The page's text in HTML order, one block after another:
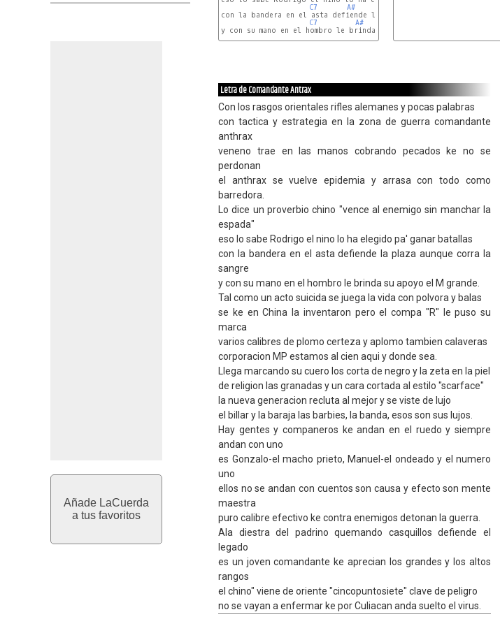
Añade LaCuerda
a tus favoritos
C7
A#
con la bandera en el asta defiende la plaza aunque corra la sangre
C7
A#
y con su mano en el hombro le brinda su apoyo el M grande.
Letra de Comandante Antrax
Con los rasgos orientales rifles alemanes y pocas palabras
con tactica y estrategia en la zona de guerra comandante
anthrax
veneno trae en las manos cobrando pecados ke no se
perdonan
el anthrax se vuelve epidemia y arrasa con todo como
barredora.
Lo dice un proverbio chino "vence al enemigo sin manchar la
espada"
eso lo sabe Rodrigo el nino lo ha elegido pa' ganar batallas
con la bandera en el asta defiende la plaza aunque corra la
sangre
y con su mano en el hombro le brinda su apoyo el M grande.
Tal como un acto suicida se juega la vida con polvora y balas
se ke en China la inventaron pero el compa "R" le puso su
marca
varios calibres de plomo certeza y aplomo tambien calaveras
corporacion MP estamos al cien aqui y donde sea.
Llega marcando su cuero los corta de negro y la zeta en la piel
de religion las granadas y un cara cortada al estilo "scarface"
la nueva generacion recluta al mejor y se viste de lujo
el billar y la baraja las barbies, la banda, esos son sus lujos.
Hay gentes y companeros ke andan en el ruedo y siempre
andan con uno
es Gonzalo-el macho prieto, Manuel-el ondeado y el numero
uno
ellos no se andan con cuentos son causa y efecto son mente
maestra
puro calibre efectivo ke contra enemigos detonan la guerra.
Ala diestra del padrino quemando casquillos defiende el
legado
es un joven comandante ke aprecian los grandes y los altos
rangos
el chino" viene de oriente "cincopuntosiete" clave de peligro
no se vayan a enfermar ke por Culiacan anda suelto el virus.